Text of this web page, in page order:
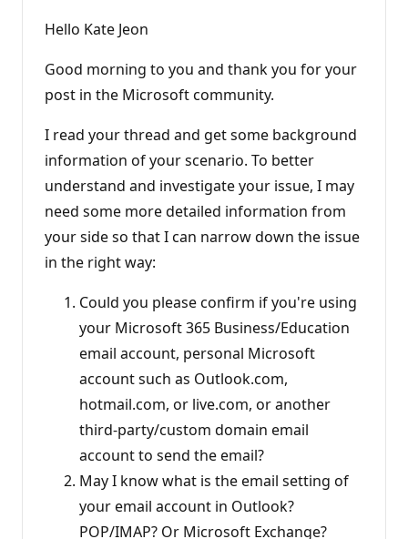
Hello Kate Jeon
Good morning to you and thank you for your
post in the Microsoft community.
I read your thread and get some background
information of your scenario. To better
understand and investigate your issue, I may
need some more detailed information from
your side so that I can narrow down the issue
in the right way:
Could you please confirm if you're using
your Microsoft 365 Business/Education
email account, personal Microsoft
account such as Outlook.com,
hotmail.com, or live.com, or another
third-party/custom domain email
account to send the email?
May I know what is the email setting of
your email account in Outlook?
POP/IMAP? Or Microsoft Exchange?